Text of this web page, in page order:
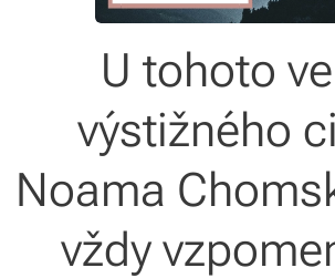
U tohoto
výstižného
Noama
vždy